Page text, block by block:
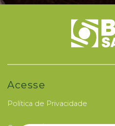
Acesse
Política de Privacidade